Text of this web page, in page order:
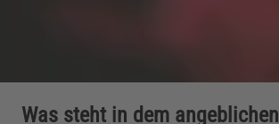
Was steht in dem angeblichen